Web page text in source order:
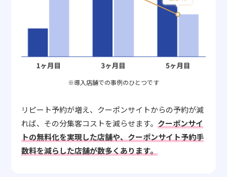
※導入店舗での事例のひとつです
リピート予約が増え、クーポンサイトからの予約が減
れば、その分集客コストを減らせます。クーポンサイ
トの無料化を実現した店舗や、クーポンサイト予約手
数料を減らした店舗が数多くあります。